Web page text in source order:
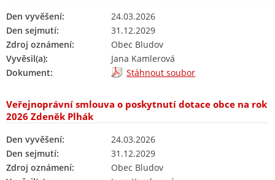
Den vyvěšení:
24.03.2026
Den sejmutí:
31.12.2029
Zdroj oznámení:
Obec Bludov
Vyvěsil(a):
Jana Kamlerová
Dokument:
Stáhnout soubor
Veřejnoprávní smlouva o poskytnutí dotace obce na rok
2026 Zdeněk Plhák
Den vyvěšení:
24.03.2026
Den sejmutí:
31.12.2029
Zdroj oznámení:
Obec Bludov